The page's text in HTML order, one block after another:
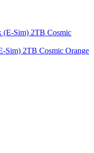
Sim) 2TB Cosmic Orange